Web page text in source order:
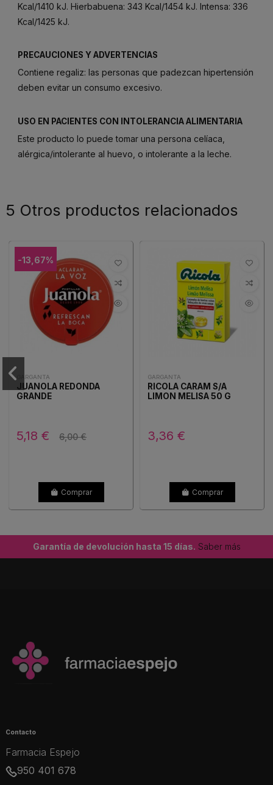
Kcal/1410 kJ. Hierbabuena: 343 Kcal/1454 kJ. Intensa: 336
Kcal/1425 kJ.
PRECAUCIONES Y ADVERTENCIAS
Contiene regaliz: las personas que padezcan hipertensión
deben evitar un consumo excesivo.
USO EN PACIENTES CON INTOLERANCIA ALIMENTARIA
Este producto lo puede tomar una persona celíaca,
alérgica/intolerante al huevo, o intolerante a la leche.
5 Otros productos relacionados
-13,67%
GARGANTA
JUANOLA REDONDA
GRANDE
5,18 € 6,00 €
Comprar
GARGANTA
RICOLA CARAM S/A
LIMON MELISA 50 G
3,36 €
Comprar
Garantía de devolución hasta 15 días. Saber más
Contacto
Farmacia Espejo
950 401 678